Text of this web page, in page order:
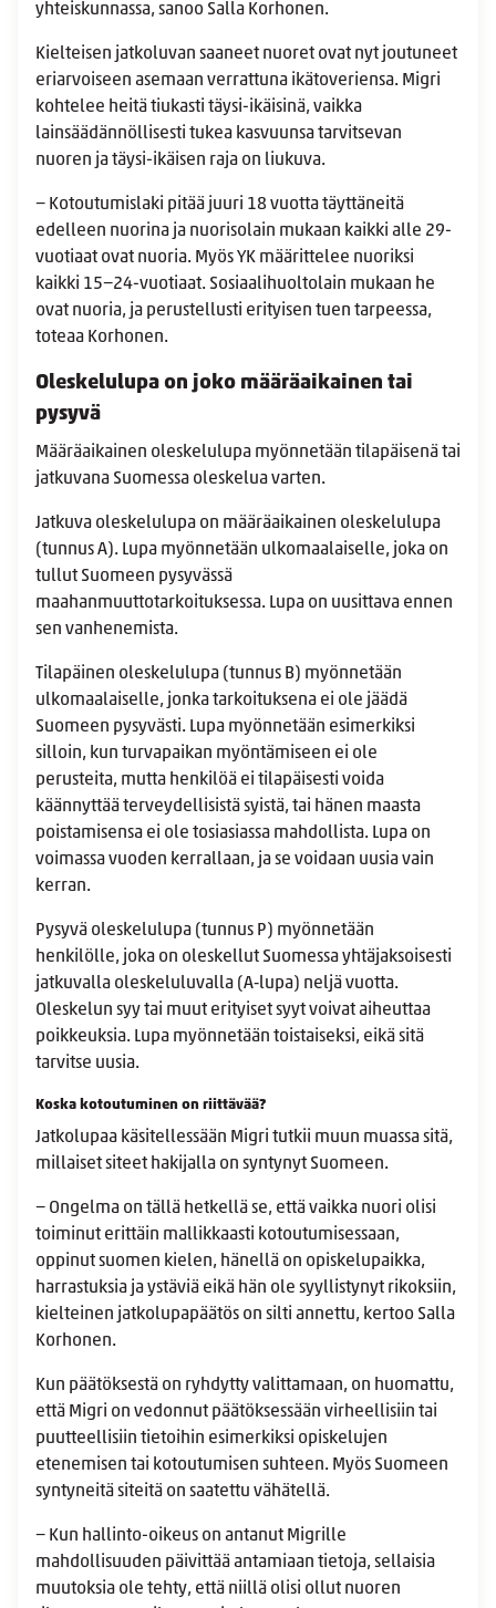
yhteiskunnassa, sanoo Salla Korhonen.
Kielteisen jatkoluvan saaneet nuoret ovat nyt joutuneet
eriarvoiseen asemaan verrattuna ikätoveriensa. Migri
kohtelee heitä tiukasti täysi-ikäisinä, vaikka
lainsäädännöllisesti tukea kasvuunsa tarvitsevan
nuoren ja täysi-ikäisen raja on liukuva.
− Kotoutumislaki pitää juuri 18 vuotta täyttäneitä
edelleen nuorina ja nuorisolain mukaan kaikki alle 29-
vuotiaat ovat nuoria. Myös YK määrittelee nuoriksi
kaikki 15−24-vuotiaat. Sosiaalihuoltolain mukaan he
ovat nuoria, ja perustellusti erityisen tuen tarpeessa,
toteaa Korhonen.
Oleskelulupa on joko määräaikainen tai
pysyvä
Määräaikainen oleskelulupa myönnetään tilapäisenä tai
jatkuvana Suomessa oleskelua varten.
Jatkuva oleskelulupa on määräaikainen oleskelulupa
(tunnus A). Lupa myönnetään ulkomaalaiselle, joka on
tullut Suomeen pysyvässä
maahanmuuttotarkoituksessa. Lupa on uusittava ennen
sen vanhenemista.
Tilapäinen oleskelulupa (tunnus B) myönnetään
ulkomaalaiselle, jonka tarkoituksena ei ole jäädä
Suomeen pysyvästi. Lupa myönnetään esimerkiksi
silloin, kun turvapaikan myöntämiseen ei ole
perusteita, mutta henkilöä ei tilapäisesti voida
käännyttää terveydellisistä syistä, tai hänen maasta
poistamisensa ei ole tosiasiassa mahdollista. Lupa on
voimassa vuoden kerrallaan, ja se voidaan uusia vain
kerran.
Pysyvä oleskelulupa (tunnus P) myönnetään
henkilölle, joka on oleskellut Suomessa yhtäjaksoisesti
jatkuvalla oleskeluluvalla (A‑lupa) neljä vuotta.
Oleskelun syy tai muut erityiset syyt voivat aiheuttaa
poikkeuksia. Lupa myönnetään toistaiseksi, eikä sitä
tarvitse uusia.
Koska kotoutuminen on riittävää?
Jatkolupaa käsitellessään Migri tutkii muun muassa sitä,
millaiset siteet hakijalla on syntynyt Suomeen.
− Ongelma on tällä hetkellä se, että vaikka nuori olisi
toiminut erittäin mallikkaasti kotoutumisessaan,
oppinut suomen kielen, hänellä on opiskelupaikka,
harrastuksia ja ystäviä eikä hän ole syyllistynyt rikoksiin,
kielteinen jatkolupapäätös on silti annettu, kertoo Salla
Korhonen.
Kun päätöksestä on ryhdytty valittamaan, on huomattu,
että Migri on vedonnut päätöksessään virheellisiin tai
puutteellisiin tietoihin esimerkiksi opiskelujen
etenemisen tai kotoutumisen suhteen. Myös Suomeen
syntyneitä siteitä on saatettu vähätellä.
− Kun hallinto-oikeus on antanut Migrille
mahdollisuuden päivittää antamiaan tietoja, sellaisia
muutoksia ole tehty, että niillä olisi ollut nuoren